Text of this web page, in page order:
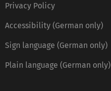
Privacy Policy
Accessibility (German only)
Sign language (German only)
Plain language (German only)